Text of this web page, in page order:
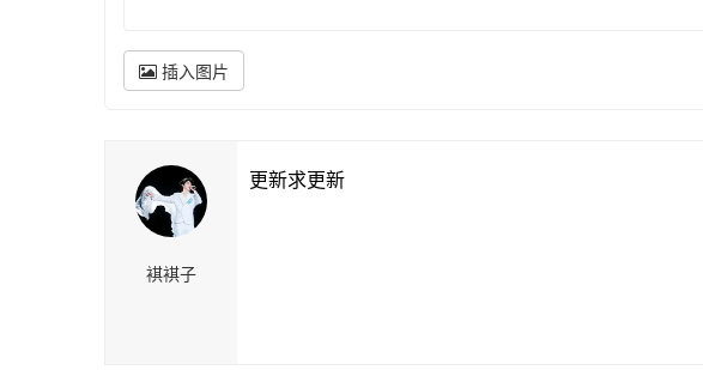
插入图片
褀褀子
更新求更新